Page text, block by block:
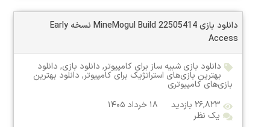
دانلود بازی MineMogul Build 22505414 نسخه Early
Access
دانلود بازی شبیه ساز برای کامپیوتر, دانلود بازی, دانلود
بهترین بازی‌های استراتژیک برای کامپیوتر, دانلود بهترین
بازی‌های کامپیوتری
۲۶,۸۲۳ بازدید
۱۸ خرداد ۱۴۰۵
یک نظر